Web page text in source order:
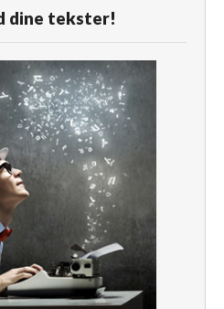
dine tekster!